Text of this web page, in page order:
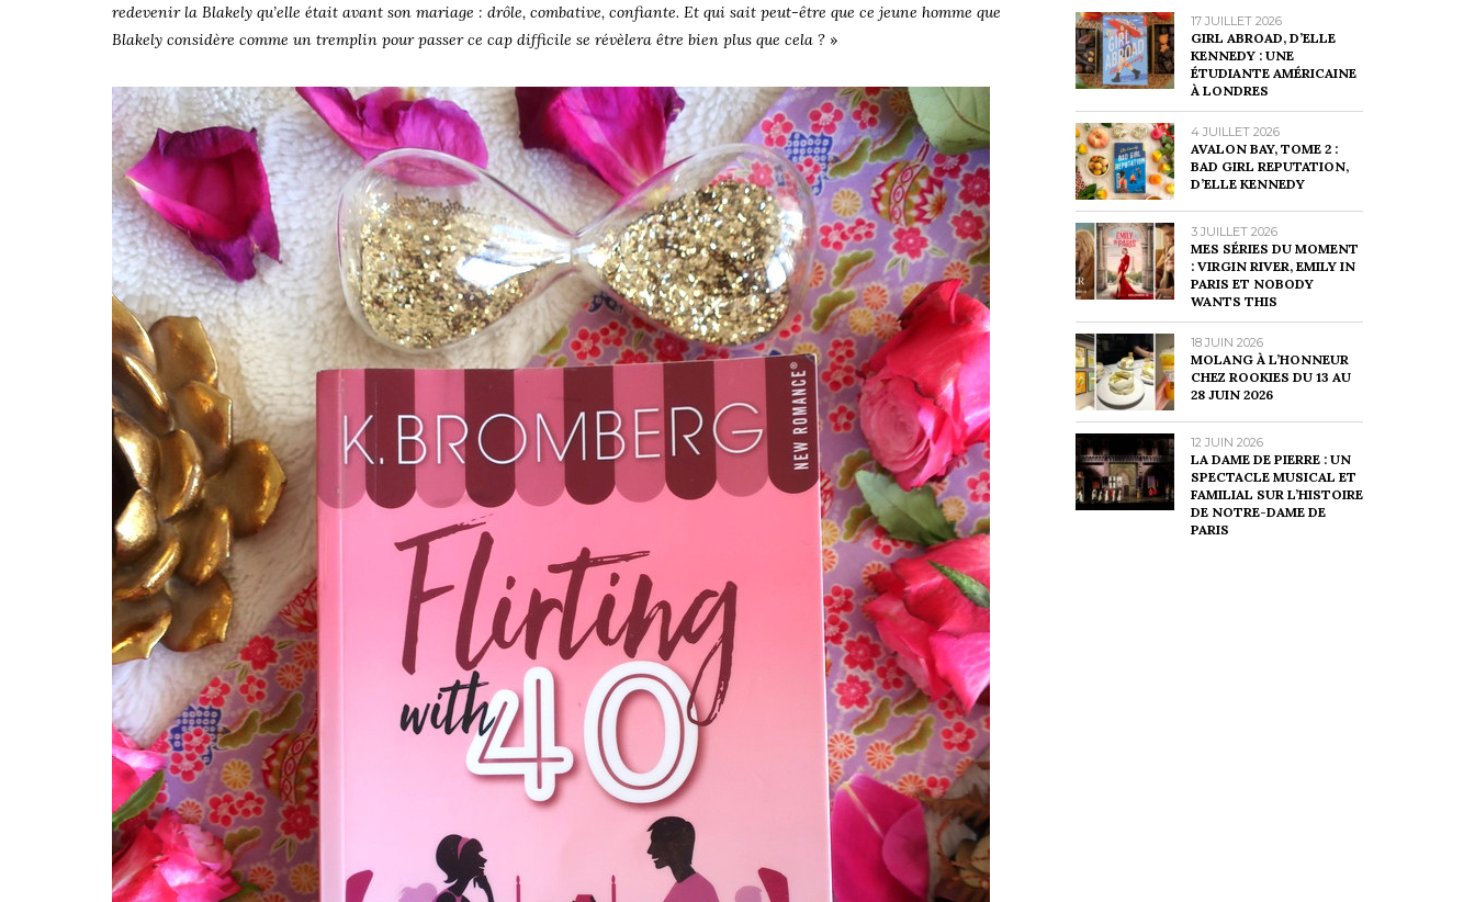
redevenir la Blakely qu’elle était avant son mariage : drôle, combative, confiante. Et qui sait peut-être que ce jeune homme que
Blakely considère comme un tremplin pour passer ce cap difficile se révèlera être bien plus que cela ? »
17 JUILLET 2026
GIRL ABROAD, D’ELLE
KENNEDY : UNE
ÉTUDIANTE AMÉRICAINE
À LONDRES
4 JUILLET 2026
AVALON BAY, TOME 2 :
BAD GIRL REPUTATION,
D’ELLE KENNEDY
3 JUILLET 2026
MES SÉRIES DU MOMENT
: VIRGIN RIVER, EMILY IN
PARIS ET NOBODY
WANTS THIS
18 JUIN 2026
MOLANG À L’HONNEUR
CHEZ ROOKIES DU 13 AU
28 JUIN 2026
12 JUIN 2026
LA DAME DE PIERRE : UN
SPECTACLE MUSICAL ET
FAMILIAL SUR L’HISTOIRE
DE NOTRE-DAME DE
PARIS